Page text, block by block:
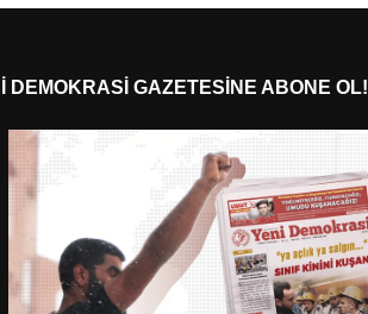
DEMOKRASI GAZETESINE ABONE OL!